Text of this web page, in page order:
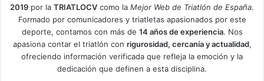
2019 por la TRIATLOCV como la Mejor Web de Triatlón de España.
Formado por comunicadores y triatletas apasionados por este
deporte, contamos con más de 14 años de experiencia. Nos
apasiona contar el triatlón con rigurosidad, cercanía y actualidad,
ofreciendo información verificada que refleja la emoción y la
dedicación que definen a esta disciplina.